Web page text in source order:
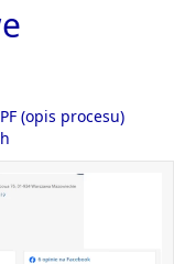
(opis procesu)